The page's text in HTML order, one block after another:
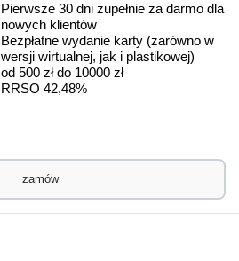
Pierwsze 30 dni zupełnie za darmo dla
nowych klientów
Bezpłatne wydanie karty (zarówno w
wersji wirtualnej, jak i plastikowej)
od 500 zł do 10000 zł
RRSO 42,48%
zamów